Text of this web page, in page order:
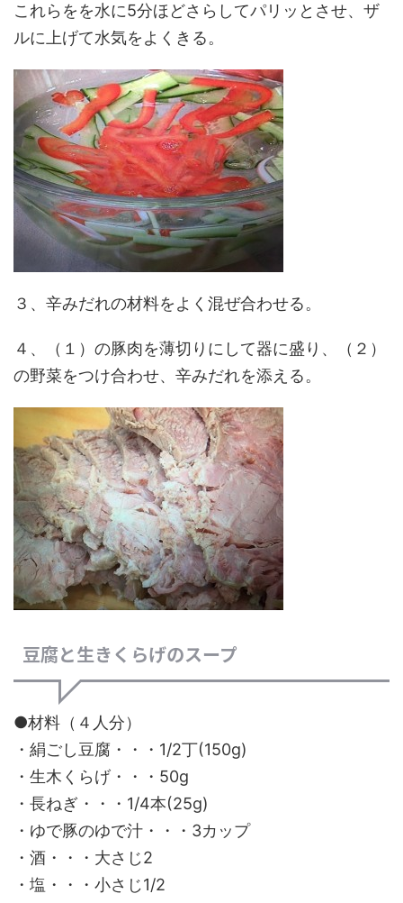
これらをを水に5分ほどさらしてパリッとさせ、ザ
ルに上げて水気をよくきる。
３、辛みだれの材料をよく混ぜ合わせる。
４、（１）の豚肉を薄切りにして器に盛り、（２）
の野菜をつけ合わせ、辛みだれを添える。
豆腐と生きくらげのスープ
●材料（４人分）
・絹ごし豆腐・・・1/2丁(150g)
・生木くらげ・・・50g
・長ねぎ・・・1/4本(25g)
・ゆで豚のゆで汁・・・3カップ
・酒・・・大さじ2
・塩・・・小さじ1/2